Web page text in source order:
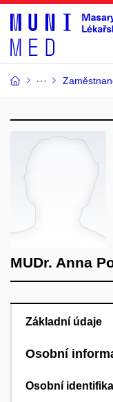
MUDr. Anna
Základní údaje
Osobní
Osobní